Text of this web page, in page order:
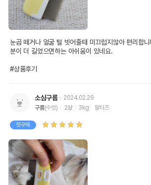
눈곱 떼거나 얼굴 털 빗어줄때 미끄럽지않아 편리합
분이 더 길었으면하는 아쉬움이 있네요.
#상품후기
소심구름
2024.02.29
구름(수컷) 2살 3kg 말티즈
첫구매